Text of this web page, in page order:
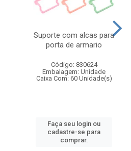
Suporte com alcas para
porta de armario
Código: 830624
Embalagem: Unidade
Caixa Com: 60 Unidade(s)
Faça seu login ou
cadastre-se para
comprar.